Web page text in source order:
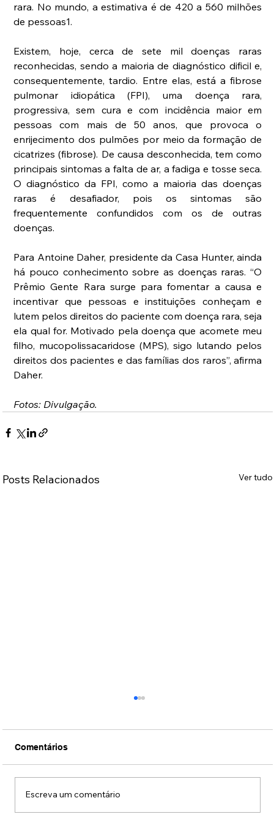
rara. No mundo, a estimativa é de 420 a 560 milhões
de pessoas1.
Existem, hoje, cerca de sete mil doenças raras
reconhecidas, sendo a maioria de diagnóstico dificil e,
consequentemente, tardio. Entre elas, está a fibrose
pulmonar idiopática (FPI), uma doença rara,
progressiva, sem cura e com incidência maior em
pessoas com mais de 50 anos, que provoca o
enrijecimento dos pulmões por meio da formação de
cicatrizes (fibrose). De causa desconhecida, tem como
principais sintomas a falta de ar, a fadiga e tosse seca.
O diagnóstico da FPI, como a maioria das doenças
raras é desafiador, pois os sintomas são
frequentemente confundidos com os de outras
doenças.
Para Antoine Daher, presidente da Casa Hunter, ainda
há pouco conhecimento sobre as doenças raras. “O
Prêmio Gente Rara surge para fomentar a causa e
incentivar que pessoas e instituições conheçam e
lutem pelos direitos do paciente com doença rara, seja
ela qual for. Motivado pela doença que acomete meu
filho, mucopolissacaridose (MPS), sigo lutando pelos
direitos dos pacientes e das famílias dos raros”, afirma
Daher.
Fotos: Divulgação.
Posts Relacionados Ver tudo
Comentários
Escreva um comentário